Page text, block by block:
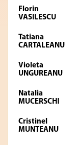
Florin
VASILESCU
Tatiana
CARTALEANU
Violeta
UNGUREANU
Natalia
MUCERSCHI
Cristinel
MUNTEANU